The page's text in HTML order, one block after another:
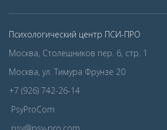
Психологический центр ПСИ-ПРО
Москва, Столешников пер. 6, стр. 1
Москва, ул. Тимура Фрунзе 20
+7 (926) 742-26-14
PsyProCom